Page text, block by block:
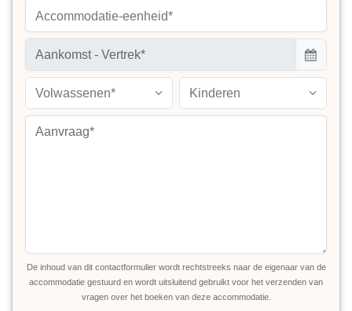
Accommodatie-eenheid*
Volwassenen* Kinderen
De inhoud van dit contactformulier wordt rechtstreeks naar de eigenaar van de
accommodatie gestuurd en wordt uitsluitend gebruikt voor het verzenden van
vragen over het boeken van deze accommodatie.